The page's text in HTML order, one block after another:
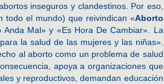
inseguros y clandestinos. Por eso,
todo el mundo) que reivindican «Aborto
Mal» y «Es Hora De Cambiar». La
la salud de las mujeres y las niñas».
al aborto como un problema de salud
apoya a organizaciones que
y reproductivos, demandan educación